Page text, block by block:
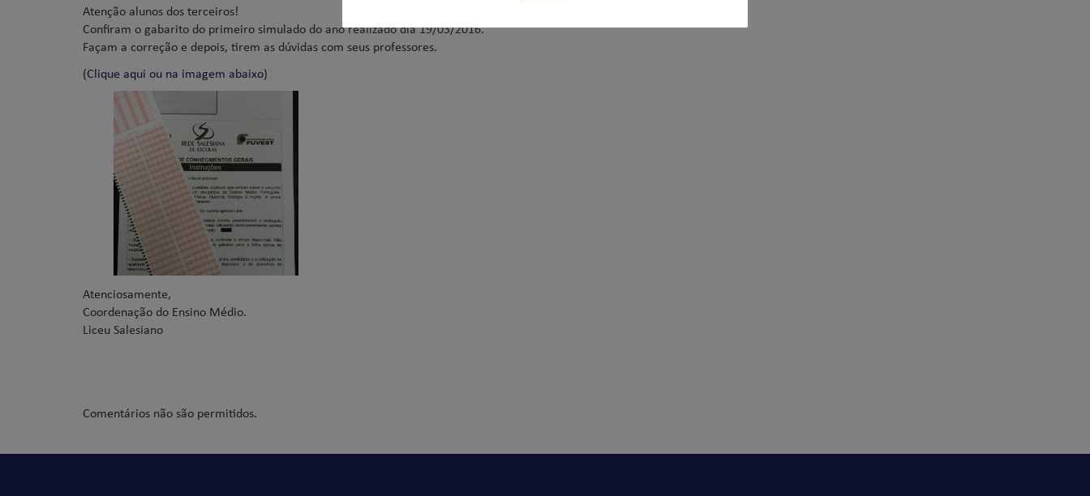
Atenção alunos dos terceiros!
Confiram o gabarito do primeiro simulado do ano realizado dia 19/03/2016.
Façam a correção e depois, tirem as dúvidas com seus professores.
(Clique aqui ou na imagem abaixo)
Atenciosamente,
Coordenação do Ensino Médio.
Liceu Salesiano
Comentários não são permitidos.